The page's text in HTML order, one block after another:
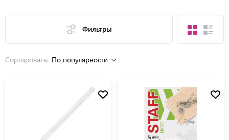
Фильтры
Сортировать: По популярности